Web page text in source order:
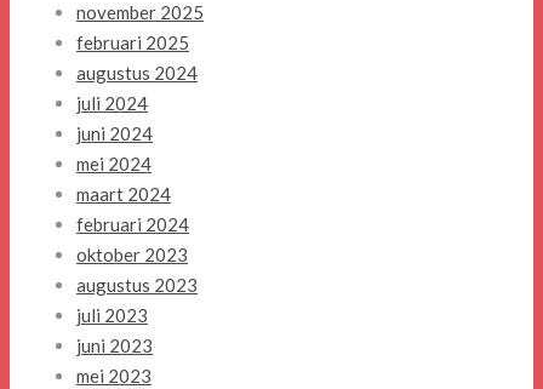
november 2025
februari 2025
augustus 2024
juli 2024
juni 2024
mei 2024
maart 2024
februari 2024
oktober 2023
augustus 2023
juli 2023
juni 2023
mei 2023